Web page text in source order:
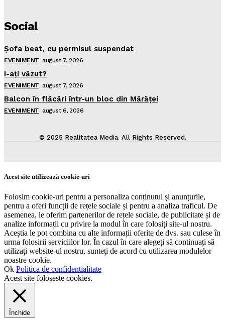
Social
Şofa beat, cu permisul suspendat
EVENIMENT august 7, 2026
I-aţi văzut?
EVENIMENT august 7, 2026
Balcon în flăcări într-un bloc din Mărăţei
EVENIMENT august 6, 2026
© 2025 Realitatea Media. All Rights Reserved.
Acest site utilizează cookie-uri
Folosim cookie-uri pentru a personaliza conținutul și anunțurile,
pentru a oferi funcții de rețele sociale și pentru a analiza traficul. De
asemenea, le oferim partenerilor de rețele sociale, de publicitate și de
analize informații cu privire la modul în care folosiți site-ul nostru.
Aceștia le pot combina cu alte informații oferite de dvs. sau culese în
urma folosirii serviciilor lor. În cazul în care alegeți să continuați să
utilizați website-ul nostru, sunteți de acord cu utilizarea modulelor
noastre cookie.
Ok Politica de confidentialitate
Acest site foloseste cookies.
Închide